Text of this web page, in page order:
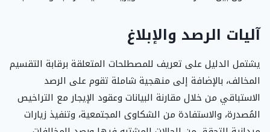
آليات الرصد والإبلاغ
يشتمل الدليل على تعريف للمصطلحات المتعلقة برقابة التقسيم
المخالف، بالإضافة إلى منهجية شاملة تقوم على الرصد
الاستباقي من خلال مقارنة البيانات وعقود الإيجار مع التراخيص
المُصدرة، والاستفادة من الشكاوى المجتمعية، وتنفيذ زيارات